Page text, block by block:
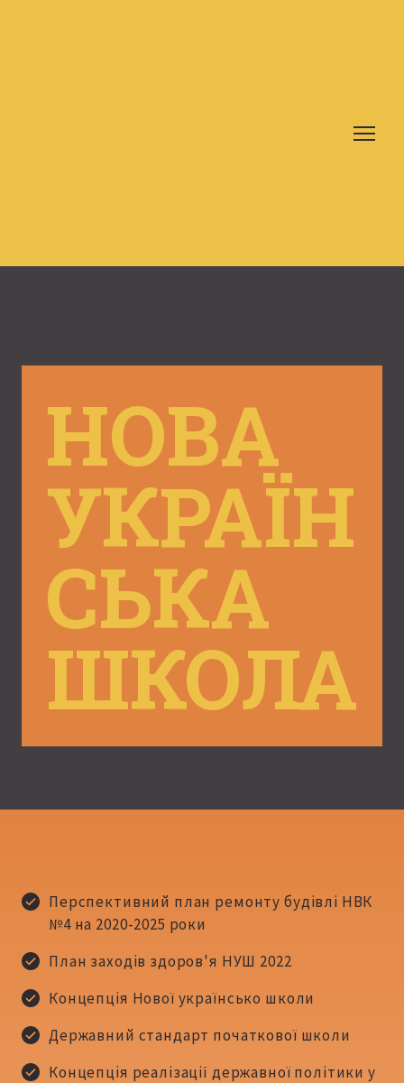
НОВА
УКРАЇН
СЬКА
ШКОЛА
Перспективний план ремонту будівлі НВК
№4 на 2020-2025 роки
План заходів здоров'я НУШ 2022
Концепція Нової українсько школи
Державний стандарт початкової школи
Концепція реалізації державної політики у